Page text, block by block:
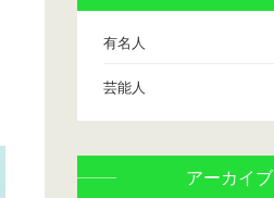
有名人
芸能人
アーカイブ